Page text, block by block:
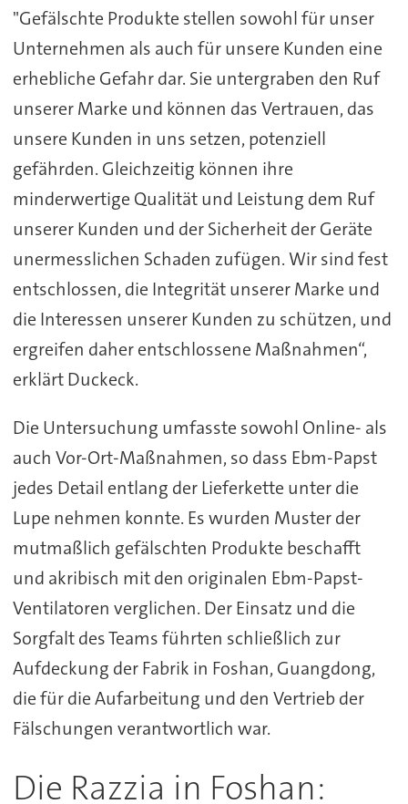
"Gefälschte Produkte stellen sowohl für unser
Unternehmen als auch für unsere Kunden eine
erhebliche Gefahr dar. Sie untergraben den Ruf
unserer Marke und können das Vertrauen, das
unsere Kunden in uns setzen, potenziell
gefährden. Gleichzeitig können ihre
minderwertige Qualität und Leistung dem Ruf
unserer Kunden und der Sicherheit der Geräte
unermesslichen Schaden zufügen. Wir sind fest
entschlossen, die Integrität unserer Marke und
die Interessen unserer Kunden zu schützen, und
ergreifen daher entschlossene Maßnahmen“,
erklärt Duckeck.
Die Untersuchung umfasste sowohl Online- als
auch Vor-Ort-Maßnahmen, so dass Ebm-Papst
jedes Detail entlang der Lieferkette unter die
Lupe nehmen konnte. Es wurden Muster der
mutmaßlich gefälschten Produkte beschafft
und akribisch mit den originalen Ebm-Papst-
Ventilatoren verglichen. Der Einsatz und die
Sorgfalt des Teams führten schließlich zur
Aufdeckung der Fabrik in Foshan, Guangdong,
die für die Aufarbeitung und den Vertrieb der
Fälschungen verantwortlich war.
Die Razzia in Foshan: